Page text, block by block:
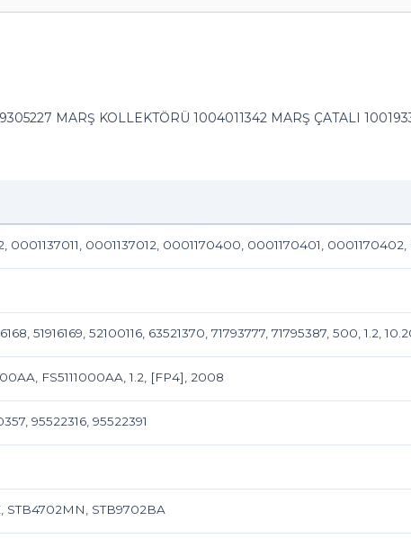
MARŞ KOLLEKTÖRÜ 1004011342 MARŞ ÇATALI
0001137011, 0001137012, 0001170400, 0001170401,
51916169, 52100116, 63521370, 71793777, 71795387, 500, 1.2,
FS5111000AA, 1.2, [FP4], 2008
95522316, 95522391
STB4702MN, STB9702BA